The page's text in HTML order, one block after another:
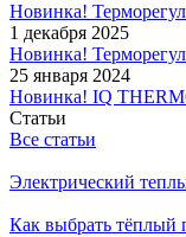
Новинка!
1 декабря 2025
Новинка!
25 января 2024
Новинка! IQ
Статьи
Все статьи
Электрический
Как выбрать тёплый